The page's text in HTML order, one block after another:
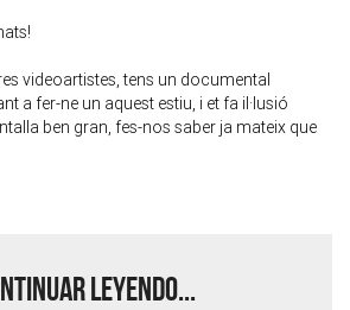
videoartistes, tens un documental
a fer-ne un aquest estiu, i et fa il·lusió
ben gran, fes-nos saber ja mateix que
leyendo...